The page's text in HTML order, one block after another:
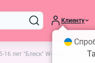
Клиенту
лет "Блеск" W-5024